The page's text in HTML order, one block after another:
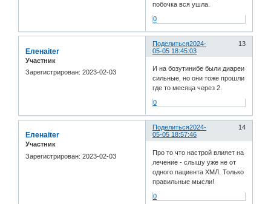
побочка вся ушла.
0
Поделиться 13
2024-
05-05 18:45:03
Еленаiter
Участник
Зарегистрирован: 2023-02-03
И на бозутинибе были диареи
сильные, но они тоже прошли
где то месяца через 2.
0
Поделиться 14
2024-
05-05 18:57:46
Еленаiter
Участник
Зарегистрирован: 2023-02-03
Про то что настрой влияет на
лечение - слышу уже не от
одного пациента ХМЛ. Только
правильные мысли!
0